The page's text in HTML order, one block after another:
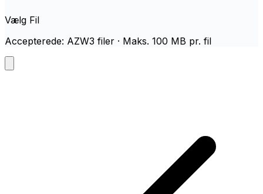
Vælg Fil
Accepterede: AZW3 filer · Maks. 100 MB pr. fil